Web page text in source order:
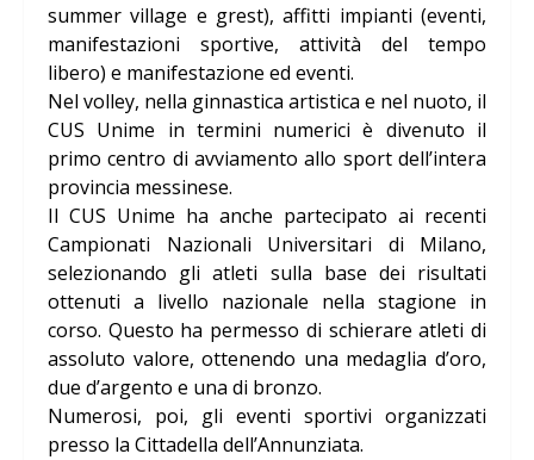
summer village e grest), affitti impianti (eventi,
manifestazioni sportive, attività del tempo
libero) e manifestazione ed eventi.
Nel volley, nella ginnastica artistica e nel nuoto, il
CUS Unime in termini numerici è divenuto il
primo centro di avviamento allo sport dell’intera
provincia messinese.
Il CUS Unime ha anche partecipato ai recenti
Campionati Nazionali Universitari di Milano,
selezionando gli atleti sulla base dei risultati
ottenuti a livello nazionale nella stagione in
corso. Questo ha permesso di schierare atleti di
assoluto valore, ottenendo una medaglia d’oro,
due d’argento e una di bronzo.
Numerosi, poi, gli eventi sportivi organizzati
presso la Cittadella dell’Annunziata.